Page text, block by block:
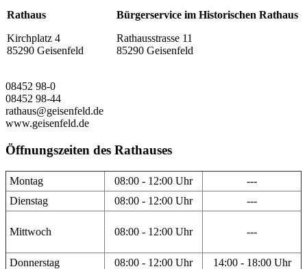
Rathaus
Kirchplatz 4
85290 Geisenfeld
Bürgerservice im Historischen Rathaus
Rathausstrasse 11
85290 Geisenfeld
08452 98-0
08452 98-44
rathaus@geisenfeld.de
www.geisenfeld.de
Öffnungszeiten des Rathauses
Montag 08:00 - 12:00 Uhr
---
Dienstag
08:00 - 12:00 Uhr ---
Mittwoch 08:00 - 12:00 Uhr ---
Donnerstag 08:00 - 12:00 Uhr 14:00 - 18:00 Uhr